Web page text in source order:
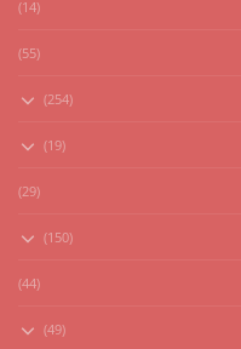
(14)
(55)
(254)
(19)
(29)
(150)
(44)
(49)